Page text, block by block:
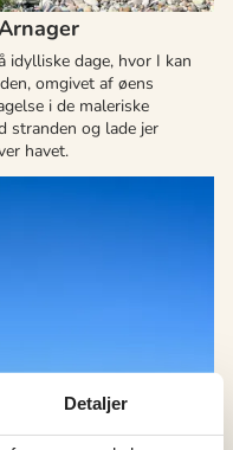
idylliske dage, hvor I kan
omgivet af øens
i de maleriske
stranden og lade jer
havet.
Detaljer